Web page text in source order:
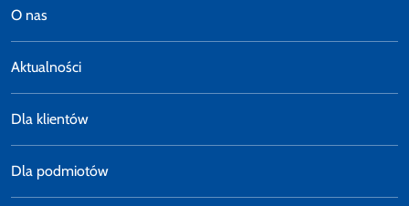
O nas
Aktualności
Dla klientów
Dla podmiotów